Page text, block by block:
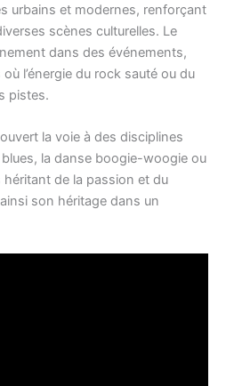
urbains et modernes, renforçant
scènes culturelles. Le
dans des événements,
l’énergie du rock sauté ou du
pistes.
la voie à des disciplines
la danse boogie-woogie ou
de la passion et du
son héritage dans un